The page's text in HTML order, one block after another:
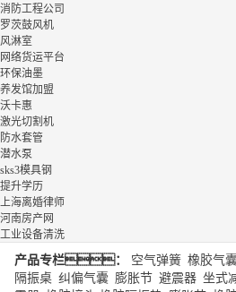
消防工程公司
罗茨鼓风机
风淋室
网络货运平台
环保油墨
养发馆加盟
沃卡惠
激光切割机
防水套管
潜水泵
sks3模具钢
提升学历
上海离婚律师
河南房产网
工业设备清洗
产品专栏： 空气弹簧 橡胶气
隔振桌 纠偏气囊 膨胀节 避震器 坐式